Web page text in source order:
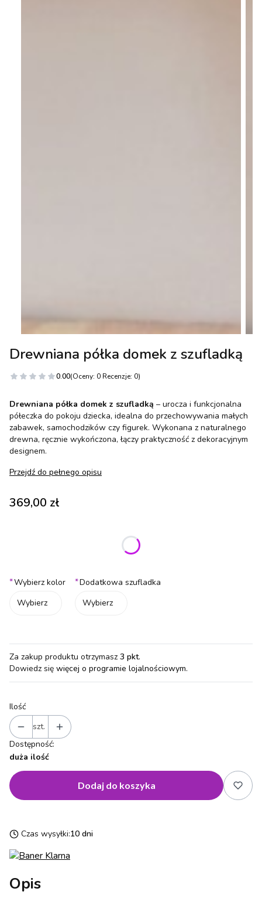
Drewniana półka domek z szufladką
0.00(Oceny: 0 Recenzje: 0)
Drewniana półka domek z szufladką – urocza i funkcjonalna
półeczka do pokoju dziecka, idealna do przechowywania małych
zabawek, samochodzików czy figurek. Wykonana z naturalnego
drewna, ręcznie wykończona, łączy praktyczność z dekoracyjnym
designem.
Przejdź do pełnego opisu
Cena
369,00 zł
Poszczególne warianty mogą różnić się ceną
*Wybierz kolor
Wybierz
*Dodatkowa szufladka
Wybierz
Za zakup produktu otrzymasz 3 pkt.
Dowiedz się więcej o programie lojalnościowym.
Ilość
szt.
Dostępność:
duża ilość
Dodaj do koszyka
Czas wysyłki:10 dni
Opis